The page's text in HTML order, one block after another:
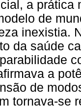
a prática
de
inexistia.
da saúde
a
de
tornava-se